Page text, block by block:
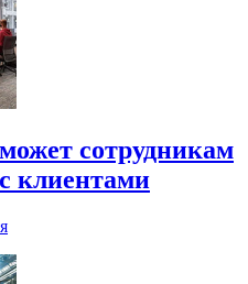
сотрудникам
клиентами